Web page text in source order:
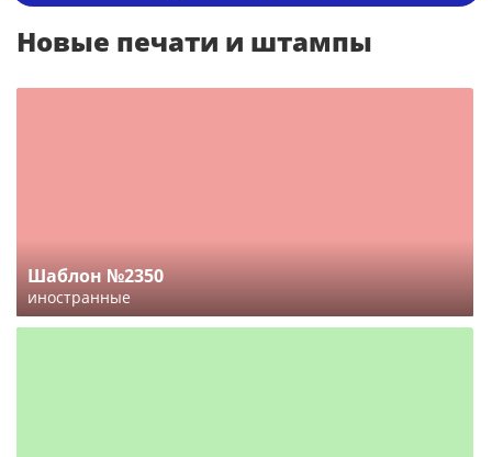
Новые печати и штампы
Шаблон №2350
иностранные